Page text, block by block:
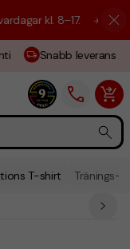
kl. 8–17. ☀️ Vi är här
Snabb leverans
T-shirt Tränings-